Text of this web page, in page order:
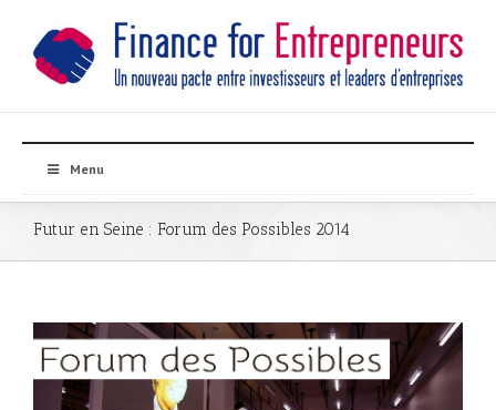
Menu
Futur en Seine : Forum des Possibles 2014